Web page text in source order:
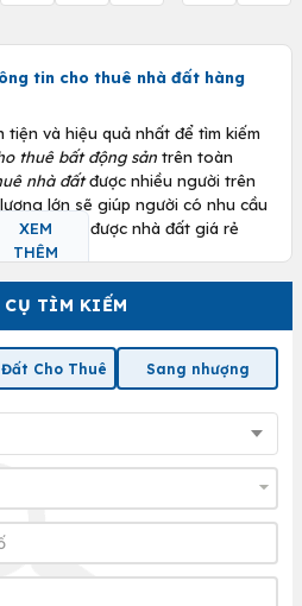
CỤ TÌM KIẾM
Cho Thuê Sang nhượng
tin cho thuê nhà đất hàng
tiện và hiệu quả nhất để tìm kiếm
thuê bất động sản trên toàn
nhà đấtđược nhiều người trên
lớn sẽ giúp người có nhu cầu
chóng tìm được nhà đất giá rẻ
người cho thuê cũng có thể cho
trường cho thuê nhà đất
nhất định cần tìm chỗ đầu tư,
là kênh đầu tư hàng đầu bạn nên
đất luôn có sẵn cùng với xu
nhà đất, nếu vào đúng thời
lợi nhuận rất đáng kể.
khi tham gia
bất động sản
với giá phù hợp nhất so với thị
XEM
THÊM